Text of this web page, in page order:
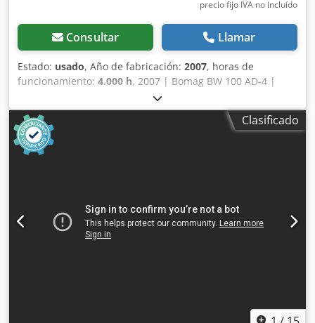
precio fijo IVA no incluído
Consultar Llamar
Estado: usado, Año de fabricación: 2007, horas de
funcionamiento: 4.000 h, 2007 | Bomag BW 100 AD-4 |
Rodillo tándem usado | 4000 horas Dcedpfx Alezim T He
Rek 📍 Ubicación: Francia 🚛 Entrega disponible en su
destino: ¡Utilice nuestra calculadora de envío para estimar
los costes de transporte! 💰 Compre ahora por 8500 EUR o
haga una oferta. Pago contra entrega disponible por una
Comentario del inspector: La máquina está en buen
estado. El contador ha sido reemplazado, por lo que las
200 horas no son reales, pero todo está en orden y no hay
Clasificado